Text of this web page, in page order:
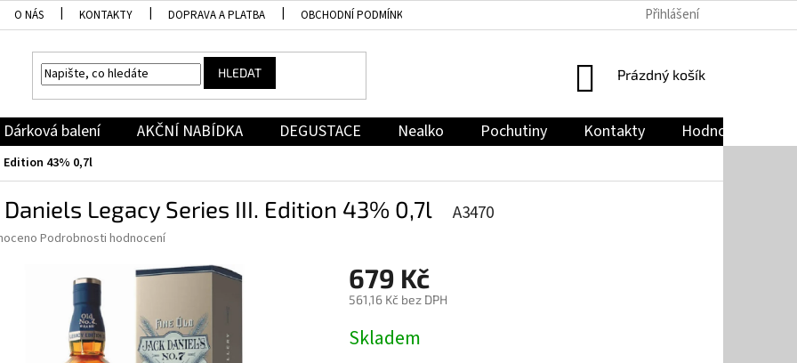
O NÁS KONTAKTY DOPRAVA A PLATBA OBCHODNÍ PODMÍNKY JAK NAKUPOVAT
Přihlášení
HLEDAT
NÁKUPNÍ
Prázdný košík
Dárková balení AKČNÍ NABÍDKA DEGUSTACE Nealko Pochutiny Kontakty Hodnocení
43% 0,7l
Daniels Legacy Series III. Edition 43% 0,7l A3470
Podrobnosti hodnocení
679 Kč
561,16 Kč bez DPH
cena:
Skladem